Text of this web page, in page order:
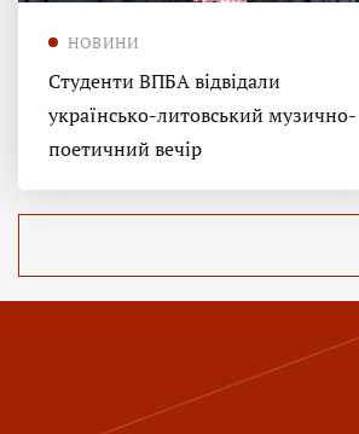
НОВИНИ
Студенти ВПБА відвідали
українсько-литовський музично-
поетичний вечір